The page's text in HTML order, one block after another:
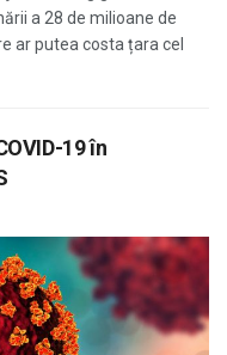
a 28 de milioane de
ar putea costa țara cel
19 în